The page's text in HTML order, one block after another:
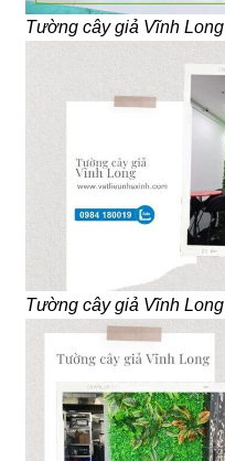
Tường cây giả Vĩnh Long
Tường cây giả Vĩnh Long